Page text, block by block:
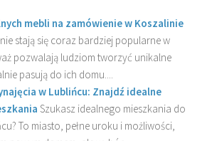
mebli na zamówienie w Koszalinie
stają się coraz bardziej popularne w
pozwalają ludziom tworzyć unikalne
pasują do ich domu....
w Lublińcu: Znajdź idealne
Szukasz idealnego mieszkania do
To miasto, pełne uroku i możliwości,